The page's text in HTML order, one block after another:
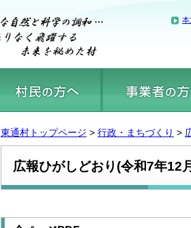
本
東通村トップページ > 行政・まちづくり >
広報ひがしどおり(令和7年12